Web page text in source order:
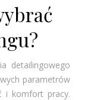
detailingowego
parametrów
i komfort pracy.